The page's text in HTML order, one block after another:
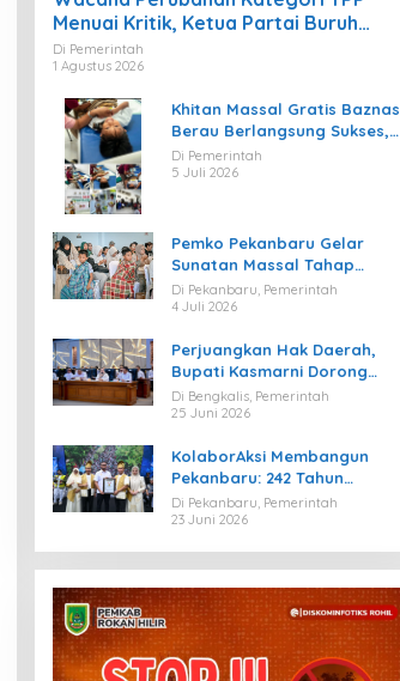
Menuai Kritik, Ketua Partai Buruh
Kaltara Tekankan Kepatuhan Regulasi
Di Pemerintah
1 Agustus 2026
Khitan Massal Gratis Baznas
Berau Berlangsung Sukses,
Hadirkan Kebahagiaan bagi
Puluhan Anak
Di Pemerintah
5 Juli 2026
Pemko Pekanbaru Gelar
Sunatan Massal Tahap
Kedua, 100 Anak Ikuti Khitan
Gratis
Di Pekanbaru, Pemerintah
4 Juli 2026
Perjuangkan Hak Daerah,
Bupati Kasmarni Dorong
BUMD PT BLJ Diprioritaskan
Kelola Migas
Di Bengkalis, Pemerintah
25 Juni 2026
KolaborAksi Membangun
Pekanbaru: 242 Tahun
Melangkah Menuju Kota yang
Lebih Maju
Di Pekanbaru, Pemerintah
23 Juni 2026